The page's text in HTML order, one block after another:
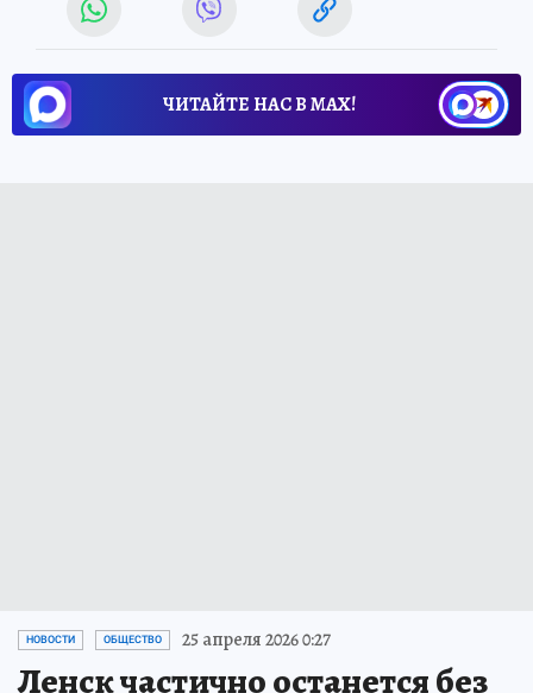
ЧИТАЙТЕ НАС В МАХ!
НОВОСТИ ОБЩЕСТВО 25 апреля 2026 0:27
Ленск частично останется без